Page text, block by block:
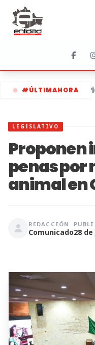
#ÚLTIMAHORA
LEGISLATIVO
Proponen
penas
animal en
REDACCIÓN
Comunicado28